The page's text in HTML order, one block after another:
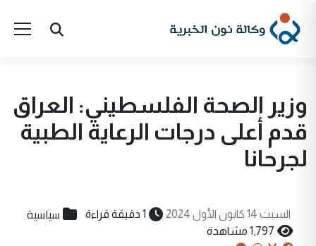
وزير الصحة الفلسطيني: العراق
قدم أعلى درجات الرعاية الطبية
لجرحانا
السبت 14 كانون الأول 2024 1 دقيقة قراءة سياسية
1,797 مشاهدة